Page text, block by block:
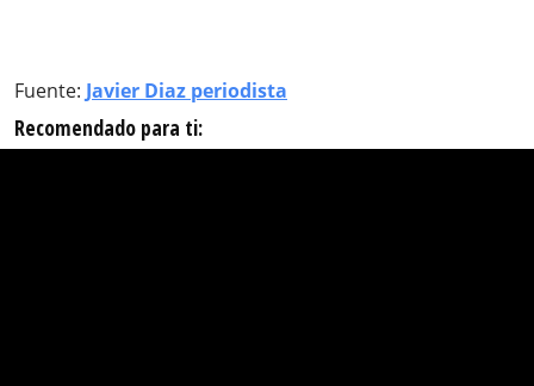
Fuente: Javier Diaz periodista
Recomendado para ti: